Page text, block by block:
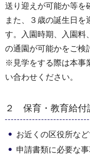
送り迎えが可能か等を
また、３歳の誕生日を
す。入園時期、入園料
の通園が可能かをご検
※見学をする際は本事
い合わせください。
２ 保育・教育給付
お近くの区役所な
申請書類に必要な